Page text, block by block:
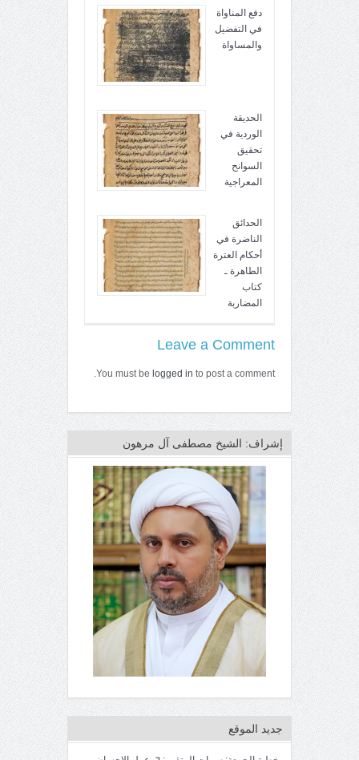
دفع المناواة
في التفضيل
والمساواة
الحديقة
الوردية في
تحقيق
السوانح
المعراجية
الحدائق
الناضرة في
أحكام العترة
الطاهرة ـ
كتاب
المضاربة
Leave a Comment
You must be logged in to post a comment.
إشراف: الشيخ مصطفى آل مرهون
جديد الموقع